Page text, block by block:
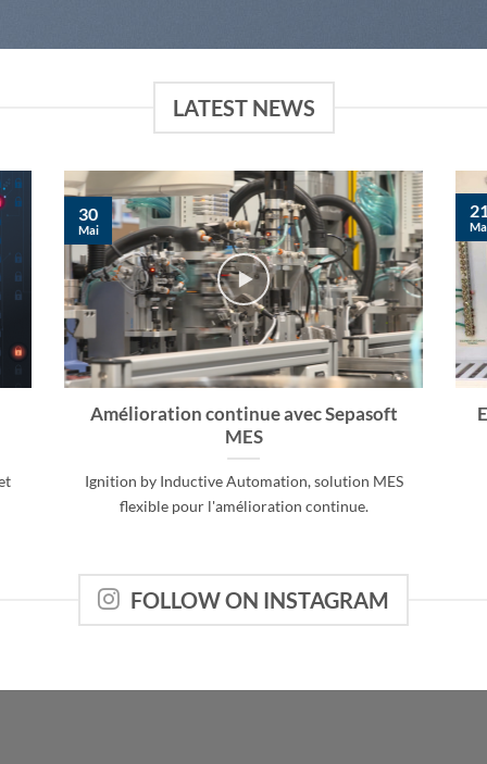
LATEST NEWS
Amélioration continue avec Sepasoft
MES
Ignition by Inductive Automation, solution MES
flexible pour l'amélioration continue.
30
Mai
FOLLOW ON INSTAGRAM